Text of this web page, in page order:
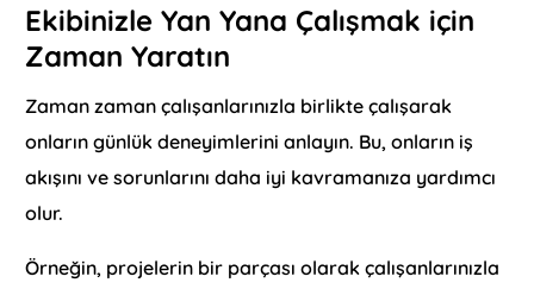
Ekibinizle Yan Yana Çalışmak için
Zaman Yaratın
Zaman zaman çalışanlarınızla birlikte çalışarak
onların günlük deneyimlerini anlayın. Bu, onların iş
akışını ve sorunlarını daha iyi kavramanıza yardımcı
olur.
Örneğin, projelerin bir parçası olarak çalışanlarınızla